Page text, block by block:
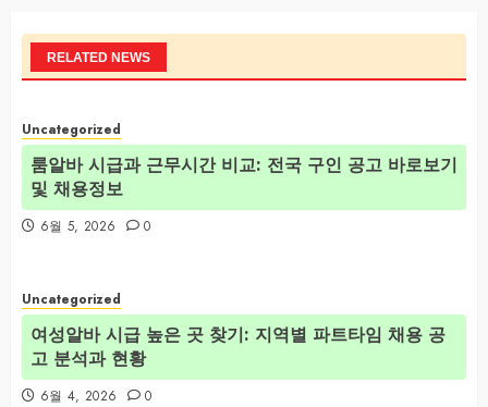
RELATED NEWS
Uncategorized
룸알바 시급과 근무시간 비교: 전국 구인 공고 바로보기
및 채용정보
6월 5, 2026 0
Uncategorized
여성알바 시급 높은 곳 찾기: 지역별 파트타임 채용 공
고 분석과 현황
6월 4, 2026 0